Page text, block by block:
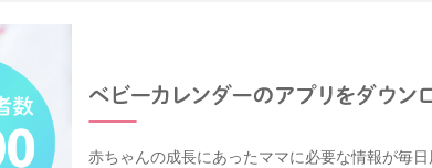
赤ちゃんの成長にあったママに必要な情報が毎日